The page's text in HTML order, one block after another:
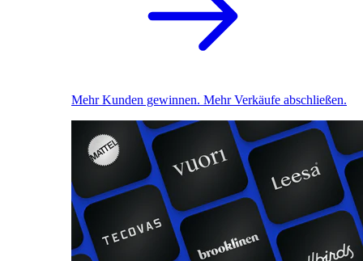
Mehr Kunden gewinnen. Mehr Verkäufe abschließen.